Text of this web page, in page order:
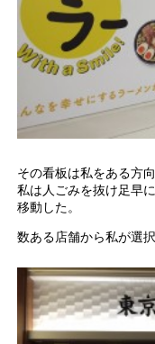
その看板は私をある方
私は人ごみを抜け足早
移動した。
数ある店舗から私が選